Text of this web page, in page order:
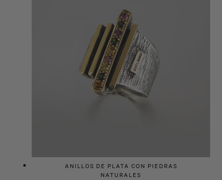
ANILLOS DE PLATA CON PIEDRAS
NATURALES